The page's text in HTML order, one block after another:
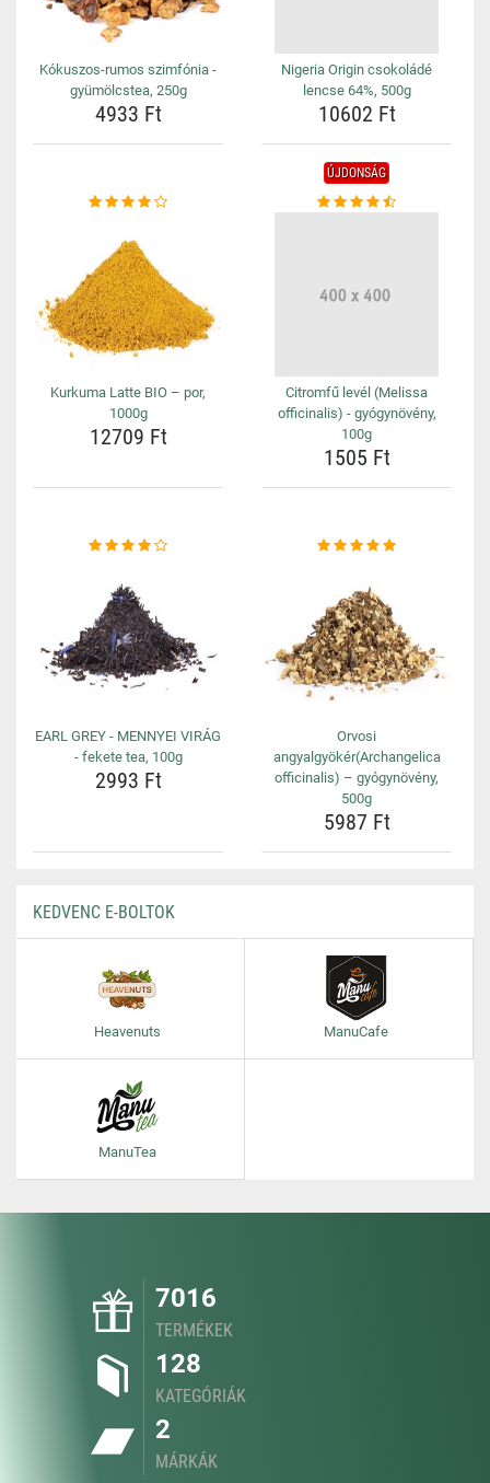
Kókuszos-rumos szimfónia -
gyümölcstea, 250g
4933 Ft
Nigeria Origin csokoládé
lencse 64%, 500g
10602 Ft
Kurkuma Latte BIO – por,
1000g
12709 Ft
ÚJDONSÁG
Citromfű levél (Melissa
officinalis) - gyógynövény,
100g
1505 Ft
EARL GREY - MENNYEI VIRÁG
- fekete tea, 100g
2993 Ft
Orvosi
angyalgyökér(Archangelica
officinalis) – gyógynövény,
500g
5987 Ft
KEDVENC E-BOLTOK
Heavenuts ManuCafe
ManuTea
7016
TERMÉKEK
128
KATEGÓRIÁK
2
MÁRKÁK